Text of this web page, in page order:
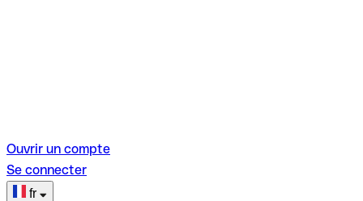
Ouvrir un compte
Se connecter
fr